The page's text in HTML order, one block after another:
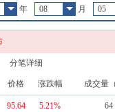
年 08 月 05
分笔详细
价格 涨跌幅 成交量
95.64 5.21% 64